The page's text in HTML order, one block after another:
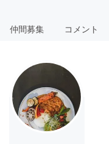
仲間募集 コメント